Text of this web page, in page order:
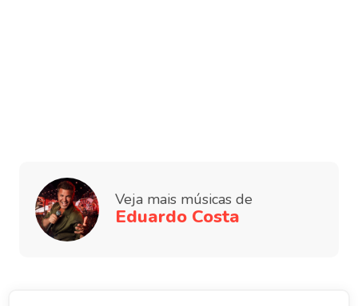
Veja mais músicas de
Eduardo Costa